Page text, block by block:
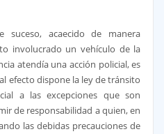
suceso, acaecido de manera
involucrado un vehículo de la
atendía una acción policial, es
efecto dispone la ley de tránsito
a las excepciones que son
de responsabilidad a quien, en
las debidas precauciones de